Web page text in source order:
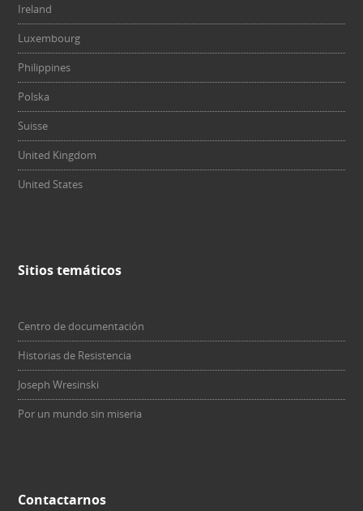
Ireland
Luxembourg
Philippines
Polska
Suisse
United Kingdom
United States
Sitios temáticos
Centro de documentación
Historias de Resistencia
Joseph Wresinski
Por un mundo sin miseria
Contactarnos